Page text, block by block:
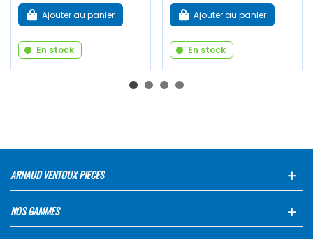
Ajouter au panier
En stock
Ajouter au panier
En stock
ARNAUD VENTOUX PIECES
NOS GAMMES